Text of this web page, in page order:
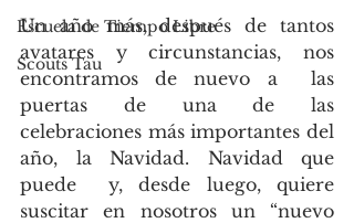
Escuela de Tiempo Libre
Scouts Tau
Un año más, después de tantos
avatares y circunstancias, nos
encontramos de nuevo a  las
puertas de una de las
celebraciones más importantes del
año, la Navidad. Navidad que
puede  y, desde luego, quiere
suscitar en nosotros un “nuevo